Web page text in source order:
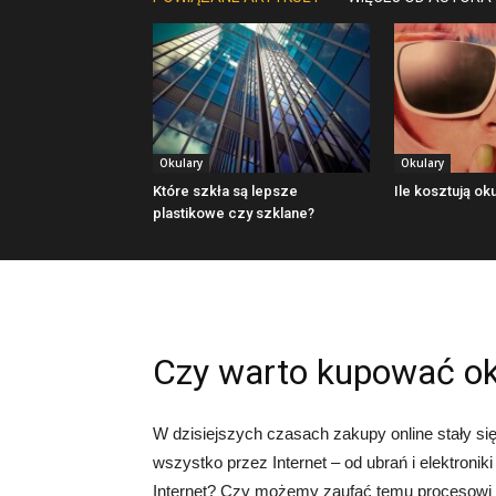
Okulary
Które szkła są lepsze
plastikowe czy szklane?
Okulary
Ile kosztują
Czy warto kupować
W dzisiejszych czasach zakupy online stały
wszystko przez Internet – od ubrań i
Internet? Czy możemy zaufać temu